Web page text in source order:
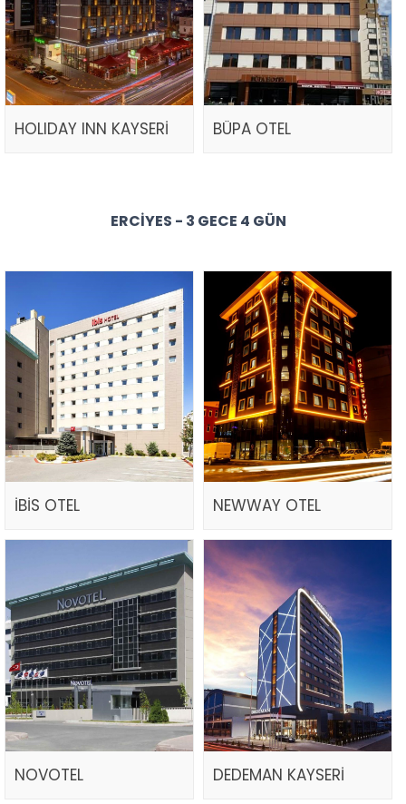
HOLIDAY INN KAYSERİ BÜPA OTEL
ERCIYES - 3 GECE 4 GÜN
İBİS OTEL NEWWAY OTEL
NOVOTEL DEDEMAN KAYSERİ